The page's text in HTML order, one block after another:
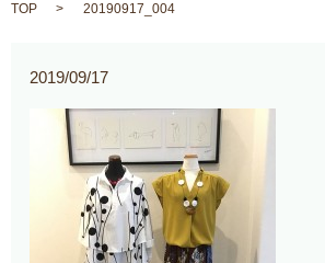
TOP 20190917_004
2019/09/17